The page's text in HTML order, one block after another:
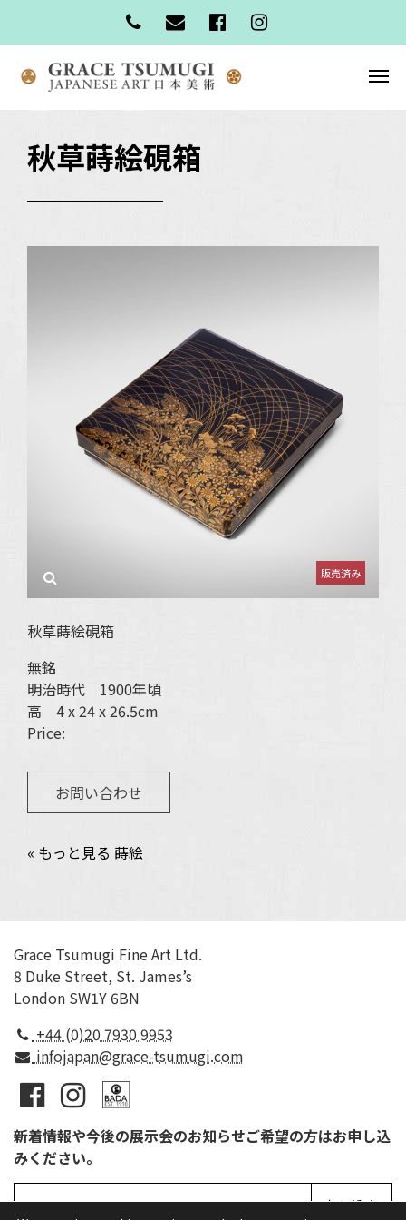
秋草蒔絵硯箱
秋草蒔絵硯箱
無銘
明治時代 1900年頃
高 4 x 24 x 26.5cm
Price:
お問い合わせ
« もっと見る 蒔絵
Grace Tsumugi Fine Art Ltd.
8 Duke Street, St. James’s
London SW1Y 6BN
+44 (0)20 7930 9953
infojapan@grace-tsumugi.com
新着情報や今後の展示会のお知らせご希望の方はお申し込
みください。
申し込む